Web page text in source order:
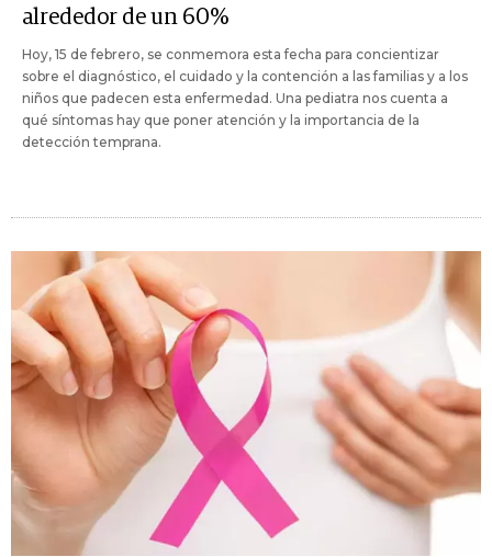
alrededor de un 60%
Hoy, 15 de febrero, se conmemora esta fecha para concientizar
sobre el diagnóstico, el cuidado y la contención a las familias y a los
niños que padecen esta enfermedad. Una pediatra nos cuenta a
qué síntomas hay que poner atención y la importancia de la
detección temprana.